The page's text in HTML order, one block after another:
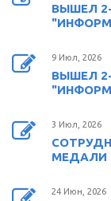
ВЫШЕЛ
9 Июл, 2026
ВЫШЕЛ
3 Июл, 2026
МЕДАЛИ
24 Июн, 2026